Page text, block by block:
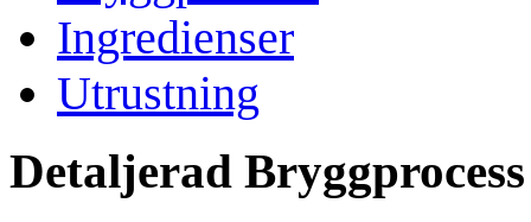
Ingredienser
Utrustning
Detaljerad Bryggprocess